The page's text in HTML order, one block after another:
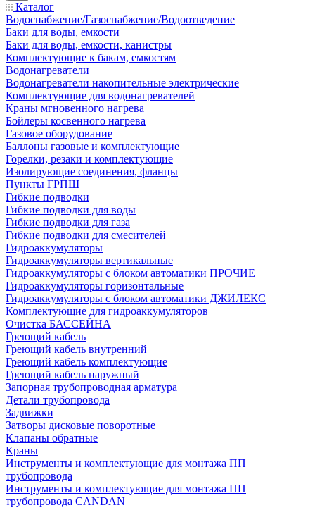
Каталог
Водоснабжение/Газоснабжение/Водоотведение
Баки для воды, емкости
Баки для воды, емкости, канистры
Комплектующие к бакам, емкостям
Водонагреватели
Водонагреватели накопительные электрические
Комплектующие для водонагревателей
Краны мгновенного нагрева
Бойлеры косвенного нагрева
Газовое оборудование
Баллоны газовые и комплектующие
Горелки, резаки и комплектующие
Изолирующие соединения, фланцы
Пункты ГРПШ
Гибкие подводки
Гибкие подводки для воды
Гибкие подводки для газа
Гибкие подводки для смесителей
Гидроаккумуляторы
Гидроаккумуляторы вертикальные
Гидроаккумуляторы с блоком автоматики ПРОЧИЕ
Гидроаккумуляторы горизонтальные
Гидроаккумуляторы с блоком автоматики ДЖИЛЕКС
Комплектующие для гидроаккумуляторов
Очистка БАССЕЙНА
Греющий кабель
Греющий кабель внутренний
Греющий кабель комплектующие
Греющий кабель наружный
Запорная трубопроводная арматура
Детали трубопровода
Задвижки
Затворы дисковые поворотные
Клапаны обратные
Краны
Инструменты и комплектующие для монтажа ПП
трубопровода
Инструменты и комплектующие для монтажа ПП
трубопровода CANDAN